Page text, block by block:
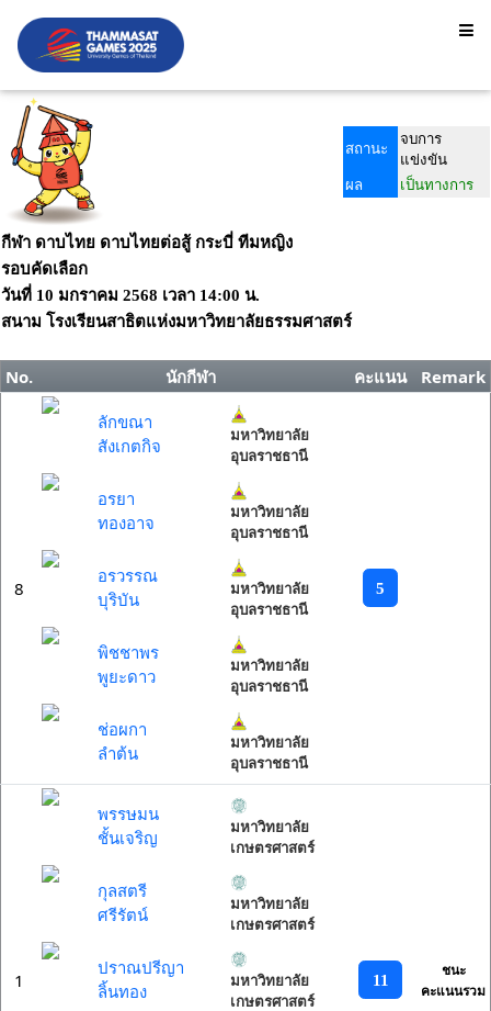
สถานะ
จบการ
แข่งขัน
ผล
เป็นทางการ
กีฬา ดาบไทย ดาบไทยต่อสู้ กระบี่ ทีมหญิง
รอบคัดเลือก
วันที่ 10 มกราคม 2568 เวลา 14:00 น.
สนาม โรงเรียนสาธิตแห่งมหาวิทยาลัยธรรมศาสตร์
No. นักกีฬา คะแนน Remark
8
ลักขณา
สังเกตกิจ
มหาวิทยาลัย
อุบลราชธานี
อรยา
ทองอาจ
มหาวิทยาลัย
อุบลราชธานี
อรวรรณ
บุริบัน
มหาวิทยาลัย
อุบลราชธานี
พิชชาพร
พูยะดาว
มหาวิทยาลัย
อุบลราชธานี
ช่อผกา
ลำต้น
มหาวิทยาลัย
อุบลราชธานี
5
1
พรรษมน
ชั้นเจริญ
มหาวิทยาลัย
เกษตรศาสตร์
กุลสตรี
ศรีรัตน์
มหาวิทยาลัย
เกษตรศาสตร์
ปราณปรีญา
ลิ้นทอง
มหาวิทยาลัย
เกษตรศาสตร์
11
ชนะ
คะแนนรวม